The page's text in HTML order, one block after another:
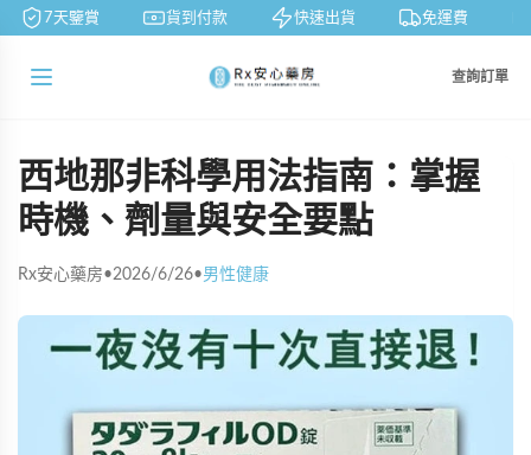
7天鑒賞 貨到付款 快速出貨 免運費
查詢訂單
西地那非科學用法指南：掌握
時機、劑量與安全要點
Rx安心藥房•2026/6/26•男性健康